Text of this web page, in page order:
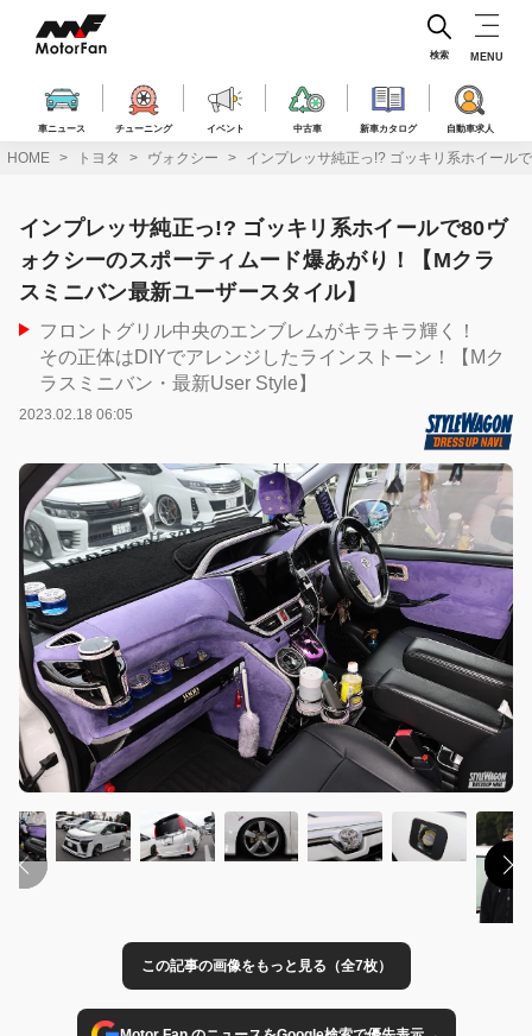
ス
車ニュース チューニング イベント 中古車 新車カタログ 自動車求人
検索 MENU
HOME トヨタ ヴォクシー インプレッサ純正っ!? ゴッキリ系ホイール
インプレッサ純正っ!? ゴッキリ系ホイールで80ヴ
ォクシーのスポーティムード爆あがり！【Mクラ
スミニバン最新ユーザースタイル】
フロントグリル中央のエンブレムがキラキラ輝く！
その正体はDIYでアレンジしたラインストーン！【Mク
ラスミニバン・最新User Style】
2023.02.18 06:05
この記事の画像をもっと見る（全7枚）